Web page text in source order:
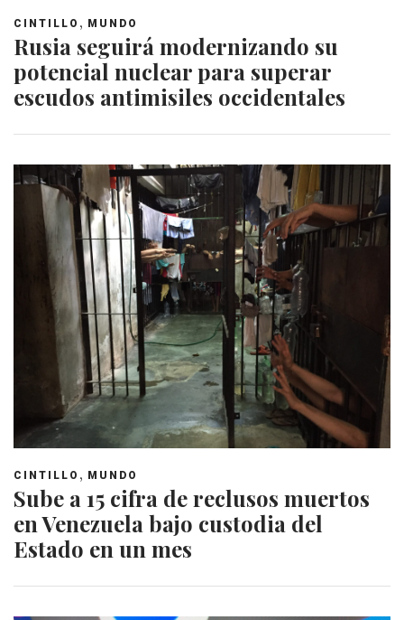
CINTILLO , MUNDO
Rusia seguirá modernizando su
potencial nuclear para superar
escudos antimisiles occidentales
CINTILLO , MUNDO
Sube a 15 cifra de reclusos muertos
en Venezuela bajo custodia del
Estado en un mes